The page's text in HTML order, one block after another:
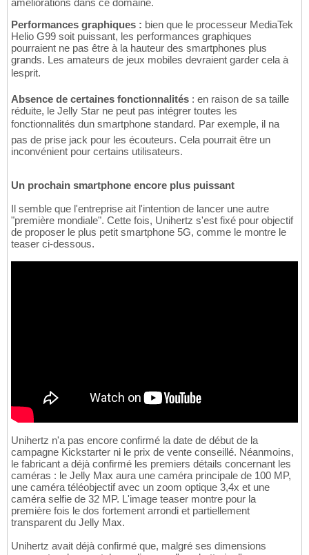
Performances graphiques : bien que le processeur MediaTek
Helio G99 soit puissant, les performances graphiques
pourraient ne pas être à la hauteur des smartphones plus
grands. Les amateurs de jeux mobiles devraient garder cela à
lesprit.
Absence de certaines fonctionnalités : en raison de sa taille
réduite, le Jelly Star ne peut pas intégrer toutes les
fonctionnalités dun smartphone standard. Par exemple, il na
pas de prise jack pour les écouteurs. Cela pourrait être un
inconvénient pour certains utilisateurs.
Un prochain smartphone encore plus puissant
Il semble que l'entreprise ait l'intention de lancer une autre
"première mondiale". Cette fois, Unihertz s'est fixé pour objectif
de proposer le plus petit smartphone 5G, comme le montre le
teaser ci-dessous.
Unihertz n'a pas encore confirmé la date de début de la
campagne Kickstarter ni le prix de vente conseillé. Néanmoins,
le fabricant a déjà confirmé les premiers détails concernant les
caméras : le Jelly Max aura une caméra principale de 100 MP,
une caméra téléobjectif avec un zoom optique 3,4x et une
caméra selfie de 32 MP. L'image teaser montre pour la
première fois le dos fortement arrondi et partiellement
transparent du Jelly Max.
Unihertz avait déjà confirmé que, malgré ses dimensions